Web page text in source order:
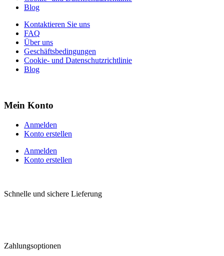
Blog
Kontaktieren Sie uns
FAQ
Über uns
Geschäftsbedingungen
Cookie- und Datenschutzrichtlinie
Blog
Mein Konto
Anmelden
Konto erstellen
Anmelden
Konto erstellen
Schnelle und sichere Lieferung
Zahlungsoptionen